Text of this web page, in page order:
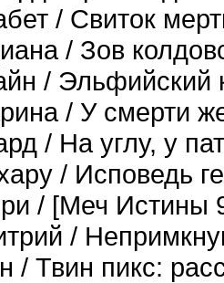
/ Свиток
/ Зов
/ Эльфийский
/ У смерти
/ На углу, у
/ Исповедь
/ [Меч Истины
/
/ Твин пикс: